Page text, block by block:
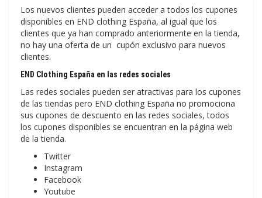
Los nuevos clientes pueden acceder a todos los cupones
disponibles en END clothing España, al igual que los
clientes que ya han comprado anteriormente en la tienda,
no hay una oferta de un cupón exclusivo para nuevos
clientes.
END Clothing España en las redes sociales
Las redes sociales pueden ser atractivas para los cupones
de las tiendas pero END clothing España no promociona
sus cupones de descuento en las redes sociales, todos
los cupones disponibles se encuentran en la página web
de la tienda.
Twitter
Instagram
Facebook
Youtube